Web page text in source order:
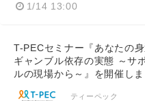
1/14 13:00
T-PECセミナー『あなたの
ギャンブル依存の実態 ～サ
ルの現場から～』を開催しま
ティーペック